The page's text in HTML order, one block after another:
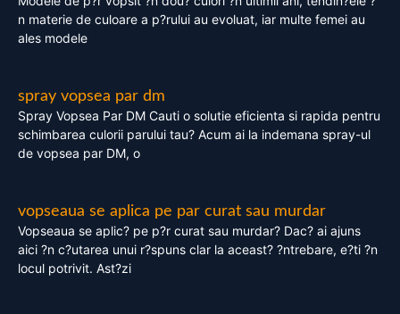
n materie de culoare a p?rului au evoluat, iar multe femei au
ales modele
spray vopsea par dm
Spray Vopsea Par DM Cauti o solutie eficienta si rapida pentru
schimbarea culorii parului tau? Acum ai la indemana spray-ul
de vopsea par DM, o
vopseaua se aplica pe par curat sau murdar
Vopseaua se aplic? pe p?r curat sau murdar? Dac? ai ajuns
aici ?n c?utarea unui r?spuns clar la aceast? ?ntrebare, e?ti ?n
locul potrivit. Ast?zi